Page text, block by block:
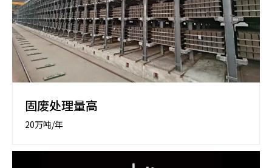
固废处理量高
20万吨/年